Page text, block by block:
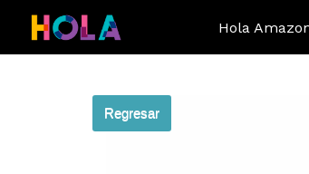
Hola
Regresar